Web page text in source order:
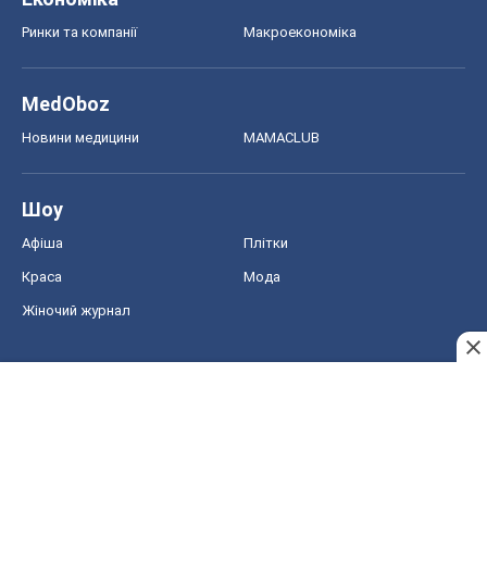
Ринки та компанії Макроекономіка
MedOboz
Новини медицини MAMACLUB
Шоу
Афіша Плітки
Краса Мода
Жіночий журнал